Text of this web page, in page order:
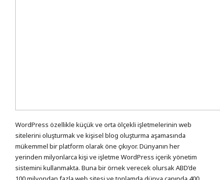
WordPress özellikle küçük ve orta ölçekli işletmelerinin web
sitelerini oluşturmak ve kişisel blog oluşturma aşamasında
mükemmel bir platform olarak öne çıkıyor. Dünyanın her
yerinden milyonlarca kişi ve işletme WordPress içerik yönetim
sistemini kullanmakta. Buna bir örnek verecek olursak ABD’de